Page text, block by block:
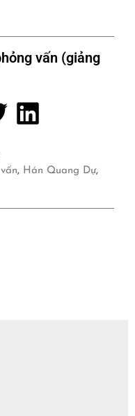
vấn (giảng
, Hán Quang Dự,